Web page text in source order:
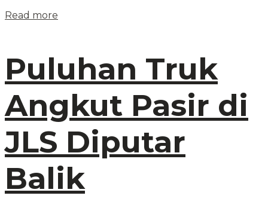
Read more
Puluhan Truk
Angkut Pasir di
JLS Diputar
Balik